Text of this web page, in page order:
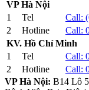
VP Hà Nội
1
Tel Call:
2
Hotline Call:
KV. Hồ Chí Minh
1
Tel Call:
2
Hotline Call:
VP Hà Nội: B14 Lô